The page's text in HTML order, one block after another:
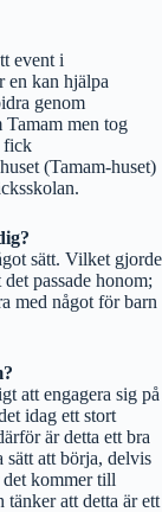
event i
en kan hjälpa
genom
men tog
fick
(Tamam-huset)
sätt. Vilket gjorde
passade honom;
med något för barn
att engagera sig på
idag ett stort
är detta ett bra
sätt att börja, delvis
det kommer till
att detta är ett